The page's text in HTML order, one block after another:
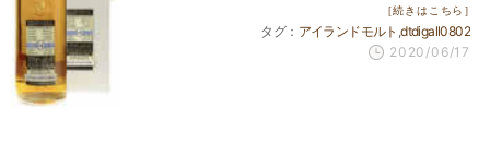
［続きはこちら］
アイランドモルト dtdigall0802
2020/06/17